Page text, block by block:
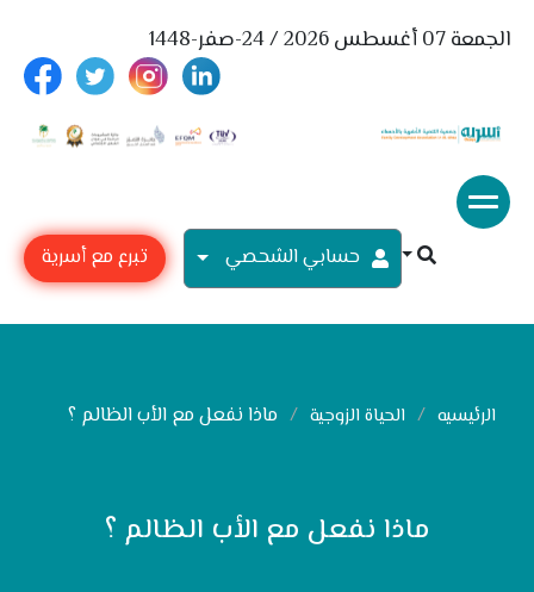
الجمعة 07 أغسطس 2026 / 24-صفر-1448
حسابي الشحصي تبرع مع أسرية
الرئيسيه الحياة الزوجية ماذا نفعل مع الأب الظالم ؟
ماذا نفعل مع الأب الظالم ؟